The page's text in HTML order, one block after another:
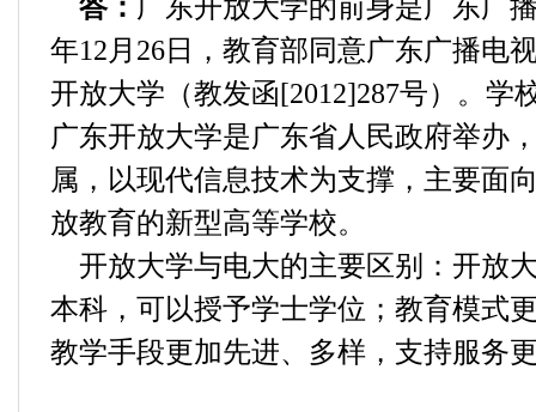
答： 广东开放大学的前身是广东广
年12月26日，教育部同意广东广播电
开放大学（教发函[2012]287号）。学
广东开放大学是广东省人民政府举办
属，以现代信息技术为支撑，主要面
放教育的新型高等学校。
开放大学与电大的主要区别：开放
本科，可以授予学士学位；教育模式
教学手段更加先进、多样，支持服务